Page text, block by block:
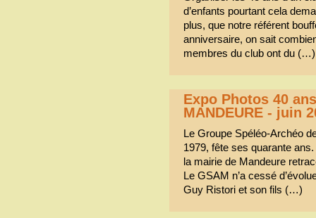
d’enfants pourtant cela
plus, que notre référent
anniversaire, on sait
membres du club ont du (…)
Expo Photos 40
MANDEURE - juin
Le Groupe Spéléo-Archéo
1979, fête ses quarante
la mairie de Mandeure
Le GSAM n’a cessé
Guy Ristori et son fils (…)